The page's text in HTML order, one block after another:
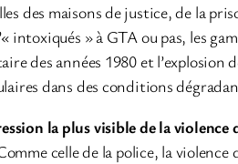
des maisons de justice, de la
» à GTA ou pas, les
des années 1980 et l’explosion
dans des conditions
la plus visible de la violence
celle de la police, la